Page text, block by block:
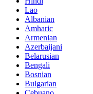
Lao
Albanian
Amharic
Armenian
Azerbaijani
Belarusian
Bengali
Bosnian
Bulgarian